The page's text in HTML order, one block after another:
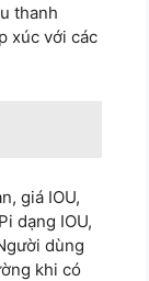
thanh
xúc với các
giá IOU,
dạng IOU,
dùng
khi có